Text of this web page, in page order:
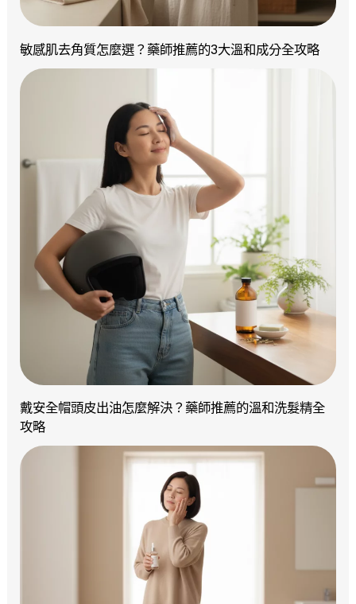
敏感肌去角質怎麼選？藥師推薦的3大溫和成分全攻略
戴安全帽頭皮出油怎麼解決？藥師推薦的溫和洗髮精全
攻略